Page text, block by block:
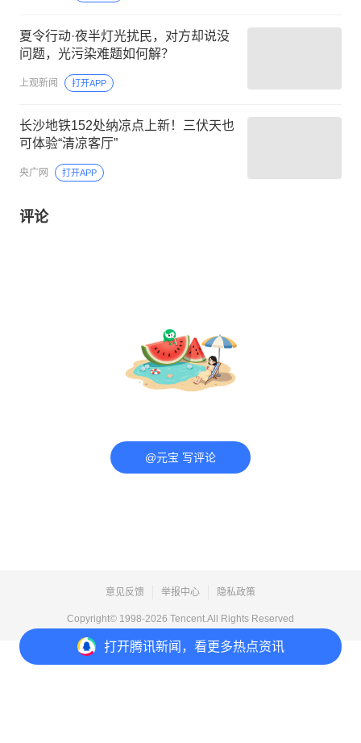
打开腾讯新闻，看更多热点资讯
夏令行动·夜半灯光扰民，对方却说没
问题，光污染难题如何解？
上观新闻 打开APP
长沙地铁152处纳凉点上新！三伏天也
可体验“清凉客厅”
央广网 打开APP
评论
@元宝 写评论
意见反馈 举报中心 隐私政策
Copyright© 1998-2026 Tencent.All Rights Reserved